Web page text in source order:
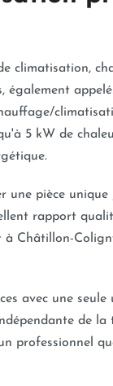
climatisation,
également
5 kW de
pièce unique
rapport
à Châtillon-
avec une seule
de la
professionnel